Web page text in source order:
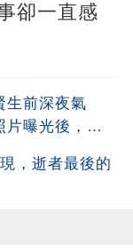
卻一直感
生前深夜氣
片曝光後，全
，逝者最後的